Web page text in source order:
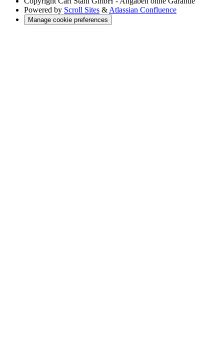
Powered by Scroll Sites & Atlassian Confluence
Manage cookie preferences